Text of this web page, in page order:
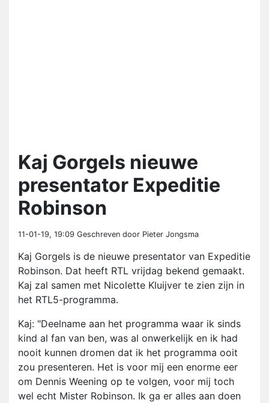
Kaj Gorgels nieuwe
presentator Expeditie
Robinson
11-01-19, 19:09 Geschreven door Pieter Jongsma
Kaj Gorgels is de nieuwe presentator van Expeditie
Robinson. Dat heeft RTL vrijdag bekend gemaakt.
Kaj zal samen met Nicolette Kluijver te zien zijn in
het RTL5-programma.
Kaj: "Deelname aan het programma waar ik sinds
kind al fan van ben, was al onwerkelijk en ik had
nooit kunnen dromen dat ik het programma ooit
zou presenteren. Het is voor mij een enorme eer
om Dennis Weening op te volgen, voor mij toch
wel echt Mister Robinson. Ik ga er alles aan doen